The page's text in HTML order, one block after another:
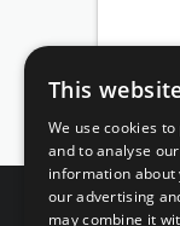
This
We use cookies
and to analyse
information
our advertising
may combine it